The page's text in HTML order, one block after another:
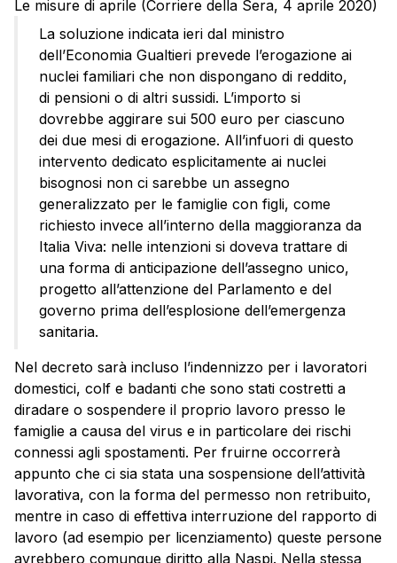
Le misure di aprile (Corriere della Sera, 4 aprile 2020)
La soluzione indicata ieri dal ministro
dell’Economia Gualtieri prevede l’erogazione ai
nuclei familiari che non dispongano di reddito,
di pensioni o di altri sussidi. L’importo si
dovrebbe aggirare sui 500 euro per ciascuno
dei due mesi di erogazione. All’infuori di questo
intervento dedicato esplicitamente ai nuclei
bisognosi non ci sarebbe un assegno
generalizzato per le famiglie con figli, come
richiesto invece all’interno della maggioranza da
Italia Viva: nelle intenzioni si doveva trattare di
una forma di anticipazione dell’assegno unico,
progetto all’attenzione del Parlamento e del
governo prima dell’esplosione dell’emergenza
sanitaria.
Nel decreto sarà incluso l’indennizzo per i lavoratori
domestici, colf e badanti che sono stati costretti a
diradare o sospendere il proprio lavoro presso le
famiglie a causa del virus e in particolare dei rischi
connessi agli spostamenti. Per fruirne occorrerà
appunto che ci sia stata una sospensione dell’attività
lavorativa, con la forma del permesso non retribuito,
mentre in caso di effettiva interruzione del rapporto di
lavoro (ad esempio per licenziamento) queste persone
avrebbero comunque diritto alla Naspi. Nella stessa